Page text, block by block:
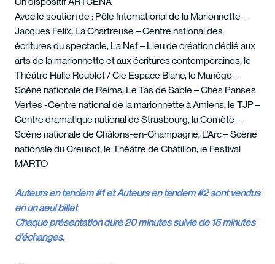
Avec le soutien de : Pôle International de la Marionnette –
Jacques Félix, La Chartreuse – Centre national des
écritures du spectacle, La Nef – Lieu de création dédié aux
arts de la marionnette et aux écritures contemporaines, le
Théâtre Halle Roublot / Cie Espace Blanc, le Manège –
Scène nationale de Reims, Le Tas de Sable – Ches Panses
Vertes -Centre national de la marionnette à Amiens, le TJP –
Centre dramatique national de Strasbourg, la Comète –
Scène nationale de Châlons-en-Champagne, L’Arc – Scène
nationale du Creusot, le Théâtre de Châtillon, le Festival
MARTO
Auteurs en tandem #1 et Auteurs en tandem #2 sont vendus
en un seul billet
Chaque présentation dure 20 minutes suivie de 15 minutes
d’échanges.